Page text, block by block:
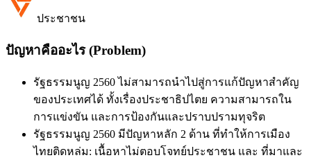
ประชาชน
ปัญหาคืออะไร (Problem)
รัฐธรรมนูญ 2560 ไม่สามารถนำไปสู่การแก้ปัญหาสำคัญ
ของประเทศได้ ทั้งเรื่องประชาธิปไตย ความสามารถใน
การแข่งขัน และการป้องกันและปราบปรามทุจริต
รัฐธรรมนูญ 2560 มีปัญหาหลัก 2 ด้าน ที่ทำให้การเมือง
ไทยติดหล่ม: เนื้อหาไม่ตอบโจทย์ประชาชน และ ที่มาและ